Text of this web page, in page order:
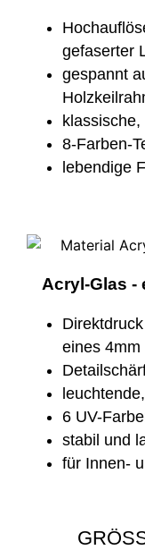
gefaserter
gespannt
8-Farben-
lebendige
Acryl-Glas -
eines 4mm
6 UV-
stabil und
für Innen-